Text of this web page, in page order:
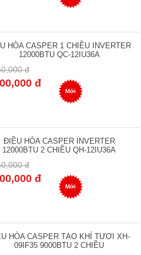
HÒA CASPER 1 CHIỀU INVERTER
12000BTU QC-12IU36A
đ
đ
Mới
ĐIỀU HÒA CASPER INVERTER
12000BTU 2 CHIỀU QH-12IU36A
đ
đ
Mới
HÒA CASPER TẠO KHÍ TƯƠI XH-
09IF35 9000BTU 2 CHIỀU